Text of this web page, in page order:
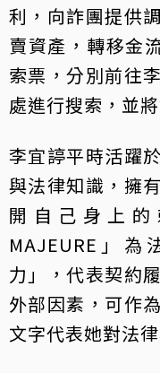
利，向詐團提供
賣資產，轉移金
索票，分別前往
處進行搜索，並
李宜諪平時活躍
與法律知識，擁
開自己身上的
MAJEURE」
力」，代表契約
外部因素，可作
文字代表她對法